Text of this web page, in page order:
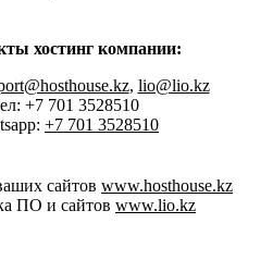
хостинг компании:
, lio@lio.kz
+7 701 3528510
+7 701 3528510
сайтов www.hosthouse.kz
ПО и сайтов www.lio.kz